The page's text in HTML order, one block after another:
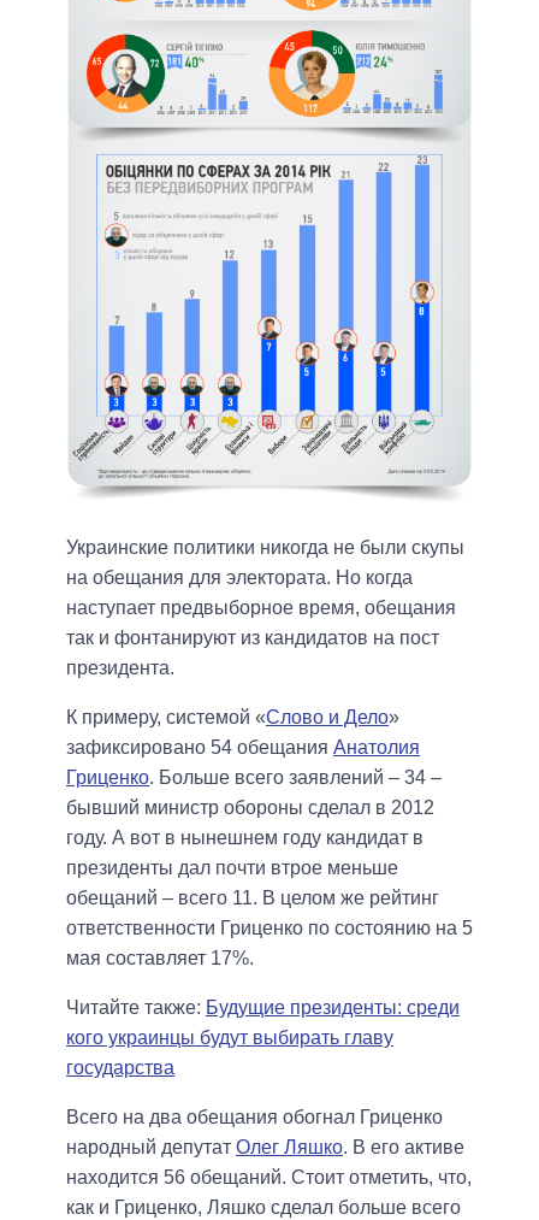
Украинские политики никогда не были скупы
на обещания для электората. Но когда
наступает предвыборное время, обещания
так и фонтанируют из кандидатов на пост
президента.
К примеру, системой «Слово и Дело»
зафиксировано 54 обещания Анатолия
Гриценко. Больше всего заявлений – 34 –
бывший министр обороны сделал в 2012
году. А вот в нынешнем году кандидат в
президенты дал почти втрое меньше
обещаний – всего 11. В целом же рейтинг
ответственности Гриценко по состоянию на 5
мая составляет 17%.
Читайте также: Будущие президенты: среди
кого украинцы будут выбирать главу
государства
Всего на два обещания обогнал Гриценко
народный депутат Олег Ляшко. В его активе
находится 56 обещаний. Стоит отметить, что,
как и Гриценко, Ляшко сделал больше всего